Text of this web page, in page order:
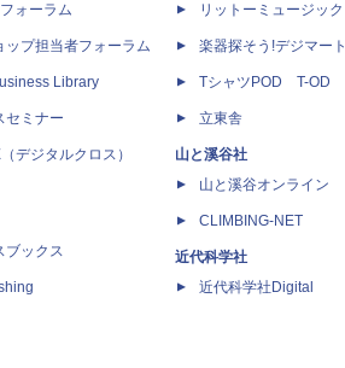
ォーラム
ップ担当者フォーラム
Library
セミナー
デジタルクロス）
ブックス
リットーミュージック
楽器探そう!デジマート
TシャツPOD T-OD
立東舎
山と溪谷社
山と溪谷オンライン
CLIMBING-NET
近代科学社
近代科学社Digital